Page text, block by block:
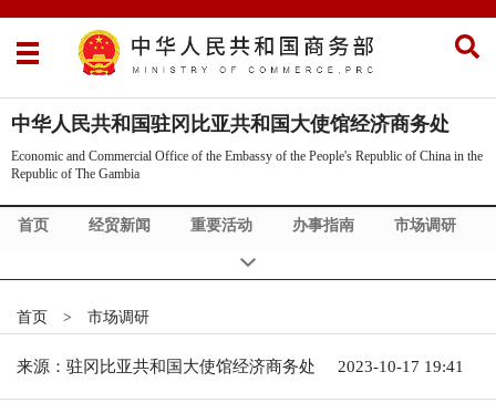
中华人民共和国驻冈比亚共和国大使馆经济商务处
Economic and Commercial Office of the Embassy of the People's Republic of China in the
Republic of The Gambia
首页 经贸新闻 重要活动 办事指南 市场调研
About Us
首页 > 市场调研
来源：驻冈比亚共和国大使馆经济商务处 2023-10-17 19:41